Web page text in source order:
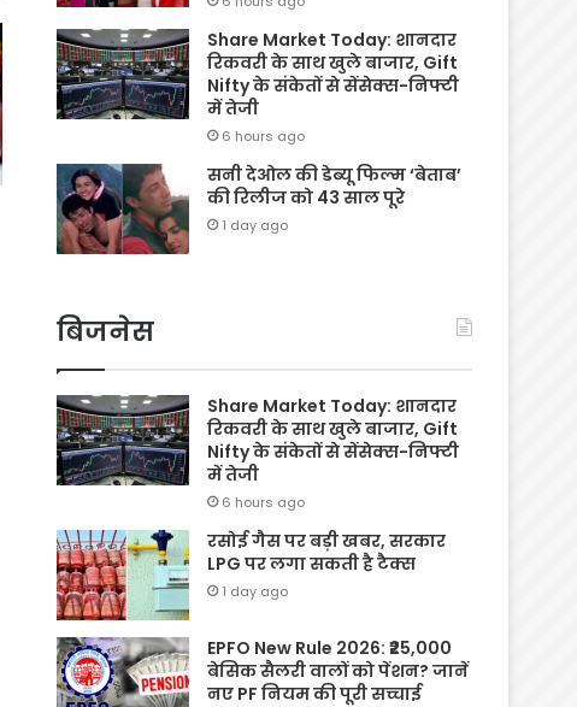
Share Market Today: शानदार
रिकवरी के साथ खुले बाजार, Gift
Nifty के संकेतों से सेंसेक्स-निफ्टी
में तेजी
6 hours ago
सनी देओल की डेब्यू फिल्म ‘बेताब’
की रिलीज को 43 साल पूरे
1 day ago
बिजनेस
Share Market Today: शानदार
रिकवरी के साथ खुले बाजार, Gift
Nifty के संकेतों से सेंसेक्स-निफ्टी
में तेजी
6 hours ago
रसोई गैस पर बड़ी खबर, सरकार
LPG पर लगा सकती है टैक्स
1 day ago
EPFO New Rule 2026: ₹25,000
बेसिक सैलरी वालों को पेंशन? जानें
नए PF नियम की पूरी सच्चाई